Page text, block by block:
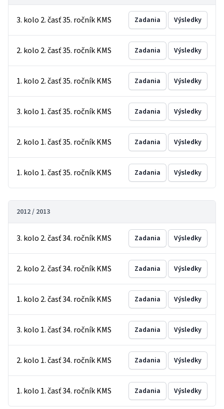
3. kolo 2. časť 35. ročník KMS Zadania Výsledky
2. kolo 2. časť 35. ročník KMS Zadania Výsledky
1. kolo 2. časť 35. ročník KMS Zadania Výsledky
3. kolo 1. časť 35. ročník KMS Zadania Výsledky
2. kolo 1. časť 35. ročník KMS Zadania Výsledky
1. kolo 1. časť 35. ročník KMS Zadania Výsledky
2012 / 2013
3. kolo 2. časť 34. ročník KMS Zadania Výsledky
2. kolo 2. časť 34. ročník KMS Zadania Výsledky
1. kolo 2. časť 34. ročník KMS Zadania Výsledky
3. kolo 1. časť 34. ročník KMS Zadania Výsledky
2. kolo 1. časť 34. ročník KMS Zadania Výsledky
1. kolo 1. časť 34. ročník KMS Zadania Výsledky